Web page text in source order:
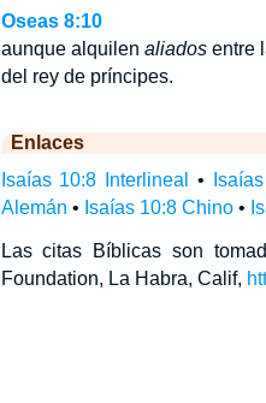
Oseas 8:10
aunque alquilen aliadosentre
del rey de príncipes.
Enlaces
Isaías 10:8 Interlineal
•
Alemán • Isaías 10:8 Chino•
Las citas Bíblicas son
Foundation, La Habra, Calif,